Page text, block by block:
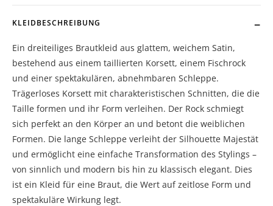
KLEIDBESCHREIBUNG
Ein dreiteiliges Brautkleid aus glattem, weichem Satin,
bestehend aus einem taillierten Korsett, einem Fischrock
und einer spektakulären, abnehmbaren Schleppe.
Trägerloses Korsett mit charakteristischen Schnitten, die die
Taille formen und ihr Form verleihen. Der Rock schmiegt
sich perfekt an den Körper an und betont die weiblichen
Formen. Die lange Schleppe verleiht der Silhouette Majestät
und ermöglicht eine einfache Transformation des Stylings –
von sinnlich und modern bis hin zu klassisch elegant. Dies
ist ein Kleid für eine Braut, die Wert auf zeitlose Form und
spektakuläre Wirkung legt.